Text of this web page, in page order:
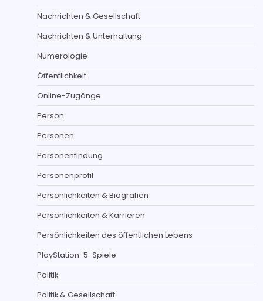
Nachrichten & Gesellschaft
Nachrichten & Unterhaltung
Numerologie
Öffentlichkeit
Online-Zugänge
Person
Personen
Personenfindung
Personenprofil
Persönlichkeiten & Biografien
Persönlichkeiten & Karrieren
Persönlichkeiten des öffentlichen Lebens
PlayStation-5-Spiele
Politik
Politik & Gesellschaft